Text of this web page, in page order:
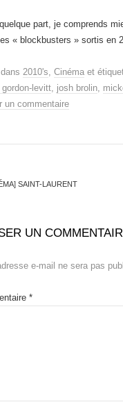
part, je comprends
« blockbusters » sortis en
2010's Cinéma et
gordon-levitt josh brolin
un commentaire
SAINT-LAURENT
UN
e-mail ne sera pas
*